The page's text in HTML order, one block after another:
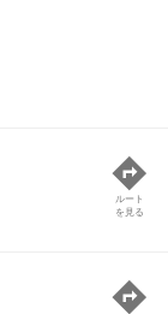
ルート
を見る